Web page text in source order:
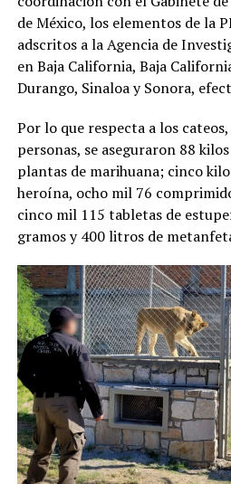
de México, los elementos de la
adscritos a la Agencia de
en Baja California, Baja
Durango, Sinaloa y Sonora,
Por lo que respecta a los
personas, se aseguraron 88
plantas de marihuana; cinco
heroína, ocho mil 76
cinco mil 115 tabletas de
gramos y 400 litros de